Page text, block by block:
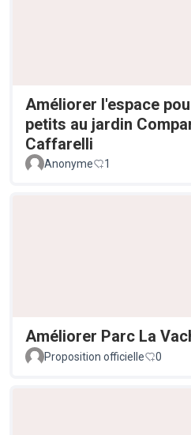
Améliorer l'espace
petits au jardin
Caffarelli
Anonyme 1
Améliorer Parc La
Proposition officielle
0